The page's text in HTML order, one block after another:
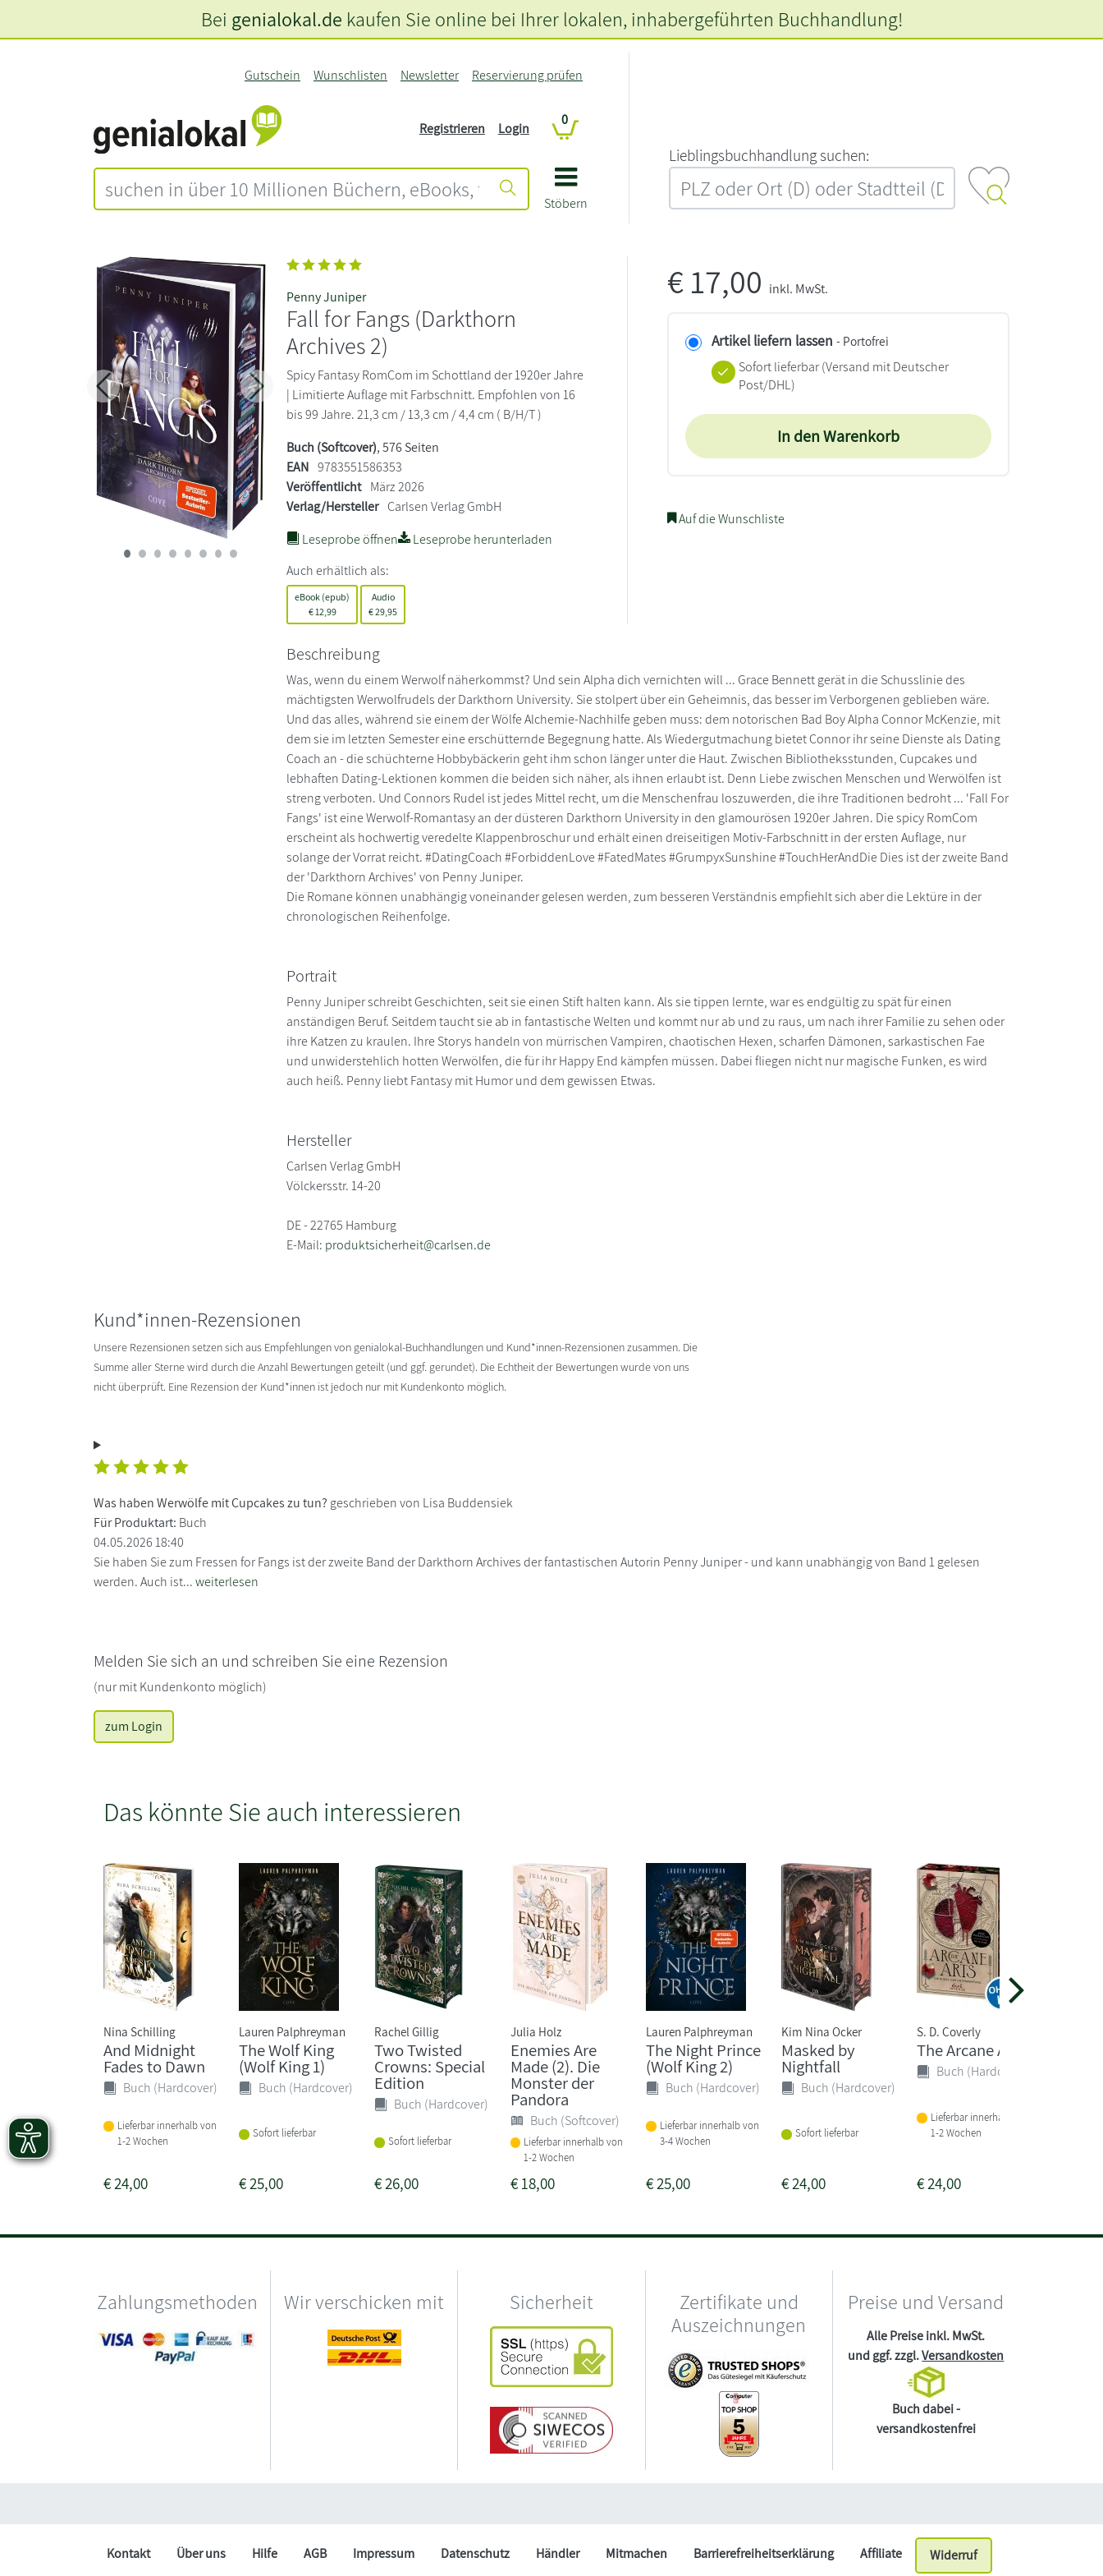
Stöbern
Gutschein Wunschlisten Newsletter Reservierung prüfen
Registrieren Login
0
L‍i‍e‍b‍l‍i‍n‍g‍s‍b‍u‍c‍h‍h‍a‍n‍d‍l‍u‍n‍g‍ ‍s‍u‍c‍h‍e‍n‍:‍
Bei genialokal.de kaufen Sie online bei Ihrer lokalen, inhabergeführten Buchhandlung!
Zurück Weiter
Penny Juniper
Fall for Fangs (Darkthorn
Archives 2)
Spicy Fantasy RomCom im Schottland der 1920er Jahre
| Limitierte Auflage mit Farbschnitt. Empfohlen von 16
bis 99 Jahre. 21,3 cm / 13,3 cm / 4,4 cm ( B/H/T )
Buch (Softcover), 576 Seiten
EAN 9783551586353
Veröffentlicht März 2026
Verlag/Hersteller Carlsen Verlag GmbH
Leseprobe öffnen
Leseprobe herunterladen
Auch erhältlich als:
eBook (epub)
€12,99
Audio
€29,95
€17,00 inkl. MwSt.
Artikel liefern lassen - Portofrei
Sofort lieferbar(Versand mit Deutscher
Post/DHL)
In den Warenkorb
Auf die Wunschliste
Beschreibung
Was, wenn du einem Werwolf näherkommst? Und sein Alpha dich vernichten will ... Grace Bennett gerät in die Schusslinie des
mächtigsten Werwolfrudels der Darkthorn University. Sie stolpert über ein Geheimnis, das besser im Verborgenen geblieben wäre.
Und das alles, während sie einem der Wölfe Alchemie-Nachhilfe geben muss: dem notorischen Bad Boy Alpha Connor McKenzie, mit
dem sie im letzten Semester eine erschütternde Begegnung hatte. Als Wiedergutmachung bietet Connor ihr seine Dienste als Dating
Coach an - die schüchterne Hobbybäckerin geht ihm schon länger unter die Haut. Zwischen Bibliotheksstunden, Cupcakes und
lebhaften Dating-Lektionen kommen die beiden sich näher, als ihnen erlaubt ist. Denn Liebe zwischen Menschen und Werwölfen ist
streng verboten. Und Connors Rudel ist jedes Mittel recht, um die Menschenfrau loszuwerden, die ihre Traditionen bedroht ... 'Fall For
Fangs' ist eine Werwolf-Romantasy an der düsteren Darkthorn University in den glamourösen 1920er Jahren. Die spicy RomCom
erscheint als hochwertig veredelte Klappenbroschur und erhält einen dreiseitigen Motiv-Farbschnitt in der ersten Auflage, nur
solange der Vorrat reicht. #DatingCoach #ForbiddenLove #FatedMates #GrumpyxSunshine #TouchHerAndDie Dies ist der zweite Band
der 'Darkthorn Archives' von Penny Juniper.
Die Romane können unabhängig voneinander gelesen werden, zum besseren Verständnis empfiehlt sich aber die Lektüre in der
chronologischen Reihenfolge.
Portrait
Penny Juniper schreibt Geschichten, seit sie einen Stift halten kann. Als sie tippen lernte, war es endgültig zu spät für einen
anständigen Beruf. Seitdem taucht sie ab in fantastische Welten und kommt nur ab und zu raus, um nach ihrer Familie zu sehen oder
ihre Katzen zu kraulen. Ihre Storys handeln von mürrischen Vampiren, chaotischen Hexen, scharfen Dämonen, sarkastischen Fae
und unwiderstehlich hotten Werwölfen, die für ihr Happy End kämpfen müssen. Dabei fliegen nicht nur magische Funken, es wird
auch heiß. Penny liebt Fantasy mit Humor und dem gewissen Etwas.
Hersteller
Carlsen Verlag GmbH
Völckersstr. 14-20
DE - 22765 Hamburg
E-Mail: produktsicherheit@carlsen.de
Kund*innen-Rezensionen
Unsere Rezensionen setzen sich aus Empfehlungen von genialokal-Buchhandlungen und Kund*innen-Rezensionen zusammen. Die
Summe aller Sterne wird durch die Anzahl Bewertungen geteilt (und ggf. gerundet). Die Echtheit der Bewertungen wurde von uns
nicht überprüft. Eine Rezension der Kund*innen ist jedoch nur mit Kundenkonto möglich.
Was haben Werwölfe mit Cupcakes zu tun? geschrieben von Lisa Buddensiek
Für Produktart: Buch
04.05.2026 18:40
Sie haben Sie zum Fressen for Fangs ist der zweite Band der Darkthorn Archives der fantastischen Autorin Penny Juniper - und kann unabhängig von Band 1 gelesen
werden. Auch ist...weiterlesen
Melden Sie sich an und schreiben Sie eine Rezension
(nur mit Kundenkonto möglich)
zum Login
Das könnte Sie auch interessieren
Nina Schilling
And Midnight
Fades to Dawn
Buch (Hardcover)
Lieferbar innerhalb von
1-2 Wochen
€24,00
Lauren Palphreyman
The Wolf King
(Wolf King 1)
Buch (Hardcover)
Sofort lieferbar
€25,00
Rachel Gillig
Two Twisted
Crowns: Special
Edition
Buch (Hardcover)
Sofort lieferbar
€26,00
Julia Holz
Enemies Are
Made (2). Die
Monster der
Pandora
Buch (Softcover)
Lieferbar innerhalb von
1-2 Wochen
€18,00
Lauren Palphreyman
The Night Prince
(Wolf King 2)
Buch (Hardcover)
Lieferbar innerhalb von
3-4 Wochen
€25,00
Kim Nina Ocker
Masked by
Nightfall
Buch (Hardcover)
Sofort lieferbar
€24,00
S. D. Coverly
The Arcane Arts
Buch (Hardcover)
Lieferbar innerhalb von
1-2 Wochen
€24,00
Zahlungsmethoden Wir verschicken mit Sicherheit
Zertifikate und
Auszeichnungen
Preise und Versand
Alle Preise inkl. MwSt.
und ggf. zzgl.Versandkosten
Buch dabei -
versandkostenfrei
Kontakt Über uns Hilfe AGB Impressum Datenschutz Händler Mitmachen Barrierefreiheitserklärung Affiliate Widerruf